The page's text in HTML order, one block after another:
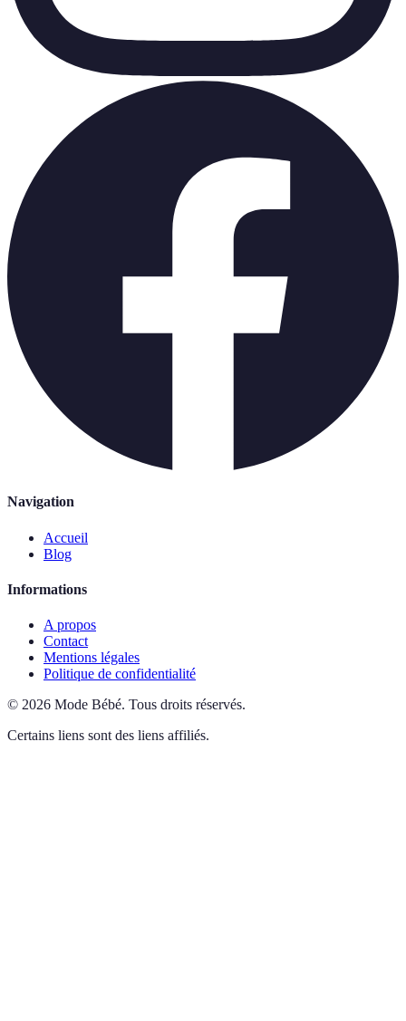
Navigation
Accueil
Blog
Informations
A propos
Contact
Mentions légales
Politique de confidentialité
© 2026 Mode Bébé. Tous droits réservés.
Certains liens sont des liens affiliés.